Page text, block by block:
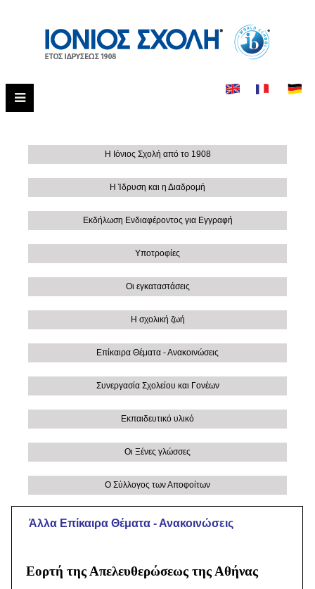
Η Ιόνιος Σχολή από το 1908
Η Ίδρυση και η Διαδρομή
Εκδήλωση Ενδιαφέροντος για Εγγραφή
Υποτροφίες
Οι εγκαταστάσεις
Η σχολική ζωή
Επίκαιρα Θέματα - Ανακοινώσεις
Συνεργασία Σχολείου και Γονέων
Εκπαιδευτικό υλικό
Οι Ξένες γλώσσες
Ο Σύλλογος των Αποφοίτων
Άλλα Eπίκαιρα Θέματα - Ανακοινώσεις
Εορτή της Απελευθερώσεως της Αθήνας